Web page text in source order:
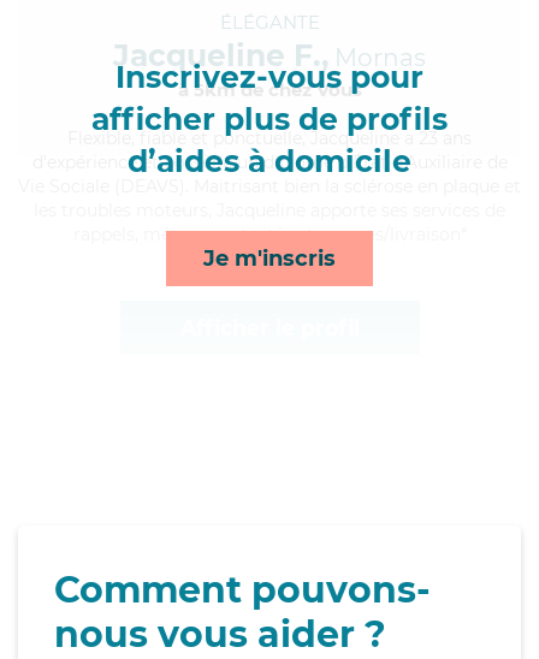
Inscrivez-vous pour
afficher plus de profils
d’aides à domicile
Je m'inscris
ÉLÉGANTE
Jacqueline F., Mornas
à 5km de chez Vous
, fiable et ponctuelle, Jacqueline a 23 ans
d'expérience et possède un diplôme d'État d'Auxiliaire de
rappels, ménage, activités et courses/livraison*
Comment pouvons-
nous vous aider ?